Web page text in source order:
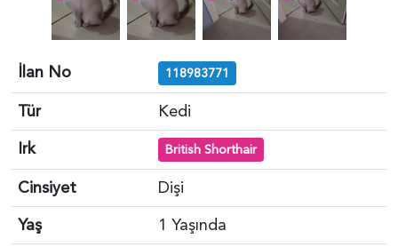
İlan No 118983771
Tür
Kedi
Irk
British Shorthair
Cinsiyet
Dişi
Yaş
1 Yaşında